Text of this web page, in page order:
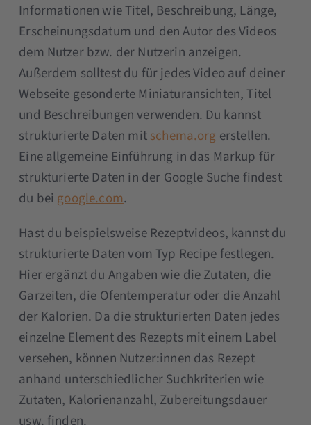
Informationen wie Titel, Beschreibung, Länge,
Erscheinungsdatum und den Autor des Videos
dem Nutzer bzw. der Nutzerin anzeigen.
Außerdem solltest du für jedes Video auf deiner
Webseite gesonderte Miniaturansichten, Titel
und Beschreibungen verwenden. Du kannst
strukturierte Daten mitschema.org erstellen.
Eine allgemeine Einführung in das Markup für
strukturierte Daten in der Google Suche findest
du bei google.com.
Hast du beispielsweise Rezeptvideos, kannst du
strukturierte Daten vom Typ Recipe festlegen.
Hier ergänzt du Angaben wie die Zutaten, die
Garzeiten, die Ofentemperatur oder die Anzahl
der Kalorien. Da die strukturierten Daten jedes
einzelne Element des Rezepts mit einem Label
versehen, können Nutzer:innen das Rezept
anhand unterschiedlicher Suchkriterien wie
Zutaten, Kalorienanzahl, Zubereitungsdauer
usw. finden.